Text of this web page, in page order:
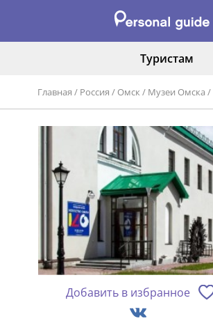
Туристам
Главная / Россия / Омск / Музеи Омска /
Добавить в избранное